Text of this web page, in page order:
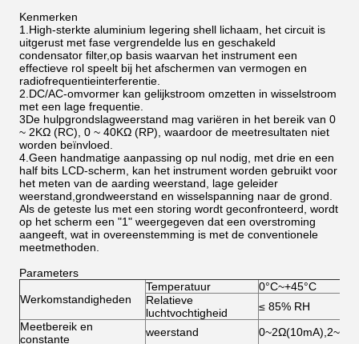
Kenmerken
1.High-sterkte aluminium legering shell lichaam, het circuit is
uitgerust met fase vergrendelde lus en geschakeld
condensator filter,op basis waarvan het instrument een
effectieve rol speelt bij het afschermen van vermogen en
radiofrequentieinterferentie.
2.DC/AC-omvormer kan gelijkstroom omzetten in wisselstroom
met een lage frequentie.
3De hulpgrondslagweerstand mag variëren in het bereik van 0
~ 2KΩ (RC), 0 ~ 40KΩ (RP), waardoor de meetresultaten niet
worden beïnvloed.
4.Geen handmatige aanpassing op nul nodig, met drie en een
half bits LCD-scherm, kan het instrument worden gebruikt voor
het meten van de aarding weerstand, lage geleider
weerstand,grondweerstand en wisselspanning naar de grond.
Als de geteste lus met een storing wordt geconfronteerd, wordt
op het scherm een "1" weergegeven dat een overstroming
aangeeft, wat in overeenstemming is met de conventionele
meetmethoden.
Parameters
Werkomstandigheden
Temperatuur
0°C~+45°C
Relatieve
luchtvochtigheid
≤ 85% RH
Meetbereik en
constante
weerstand